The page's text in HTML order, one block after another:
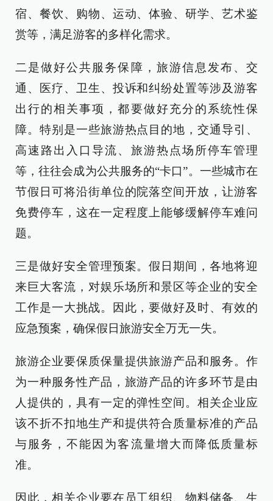
宿、餐饮、购物、运动、体验、研学、艺术鉴
赏等，满足游客的多样化需求。
二是做好公共服务保障，旅游信息发布、交
通、医疗、卫生、投诉和纠纷处置等涉及游客
出行的相关事项，都要做好充分的系统性保
障。特别是一些旅游热点目的地，交通导引、
高速路出入口导流、旅游热点场所停车管理
等，往往会成为公共服务的“卡口”。一些城市在
节假日可将沿街单位的院落空间开放，让游客
免费停车，这在一定程度上能够缓解停车难问
题。
三是做好安全管理预案。假日期间，各地将迎
来巨大客流，对娱乐场所和景区等企业的安全
工作是一大挑战。因此，要做好及时、有效的
应急预案，确保假日旅游安全万无一失。
旅游企业要保质保量提供旅游产品和服务。作
为一种服务性产品，旅游产品的许多环节是由
人提供的，具有一定的弹性空间。相关企业应
该不折不扣地生产和提供符合质量标准的产品
与服务，不能因为客流量增大而降低质量标
准。
因此，相关企业要在员工组织、物料储备、生